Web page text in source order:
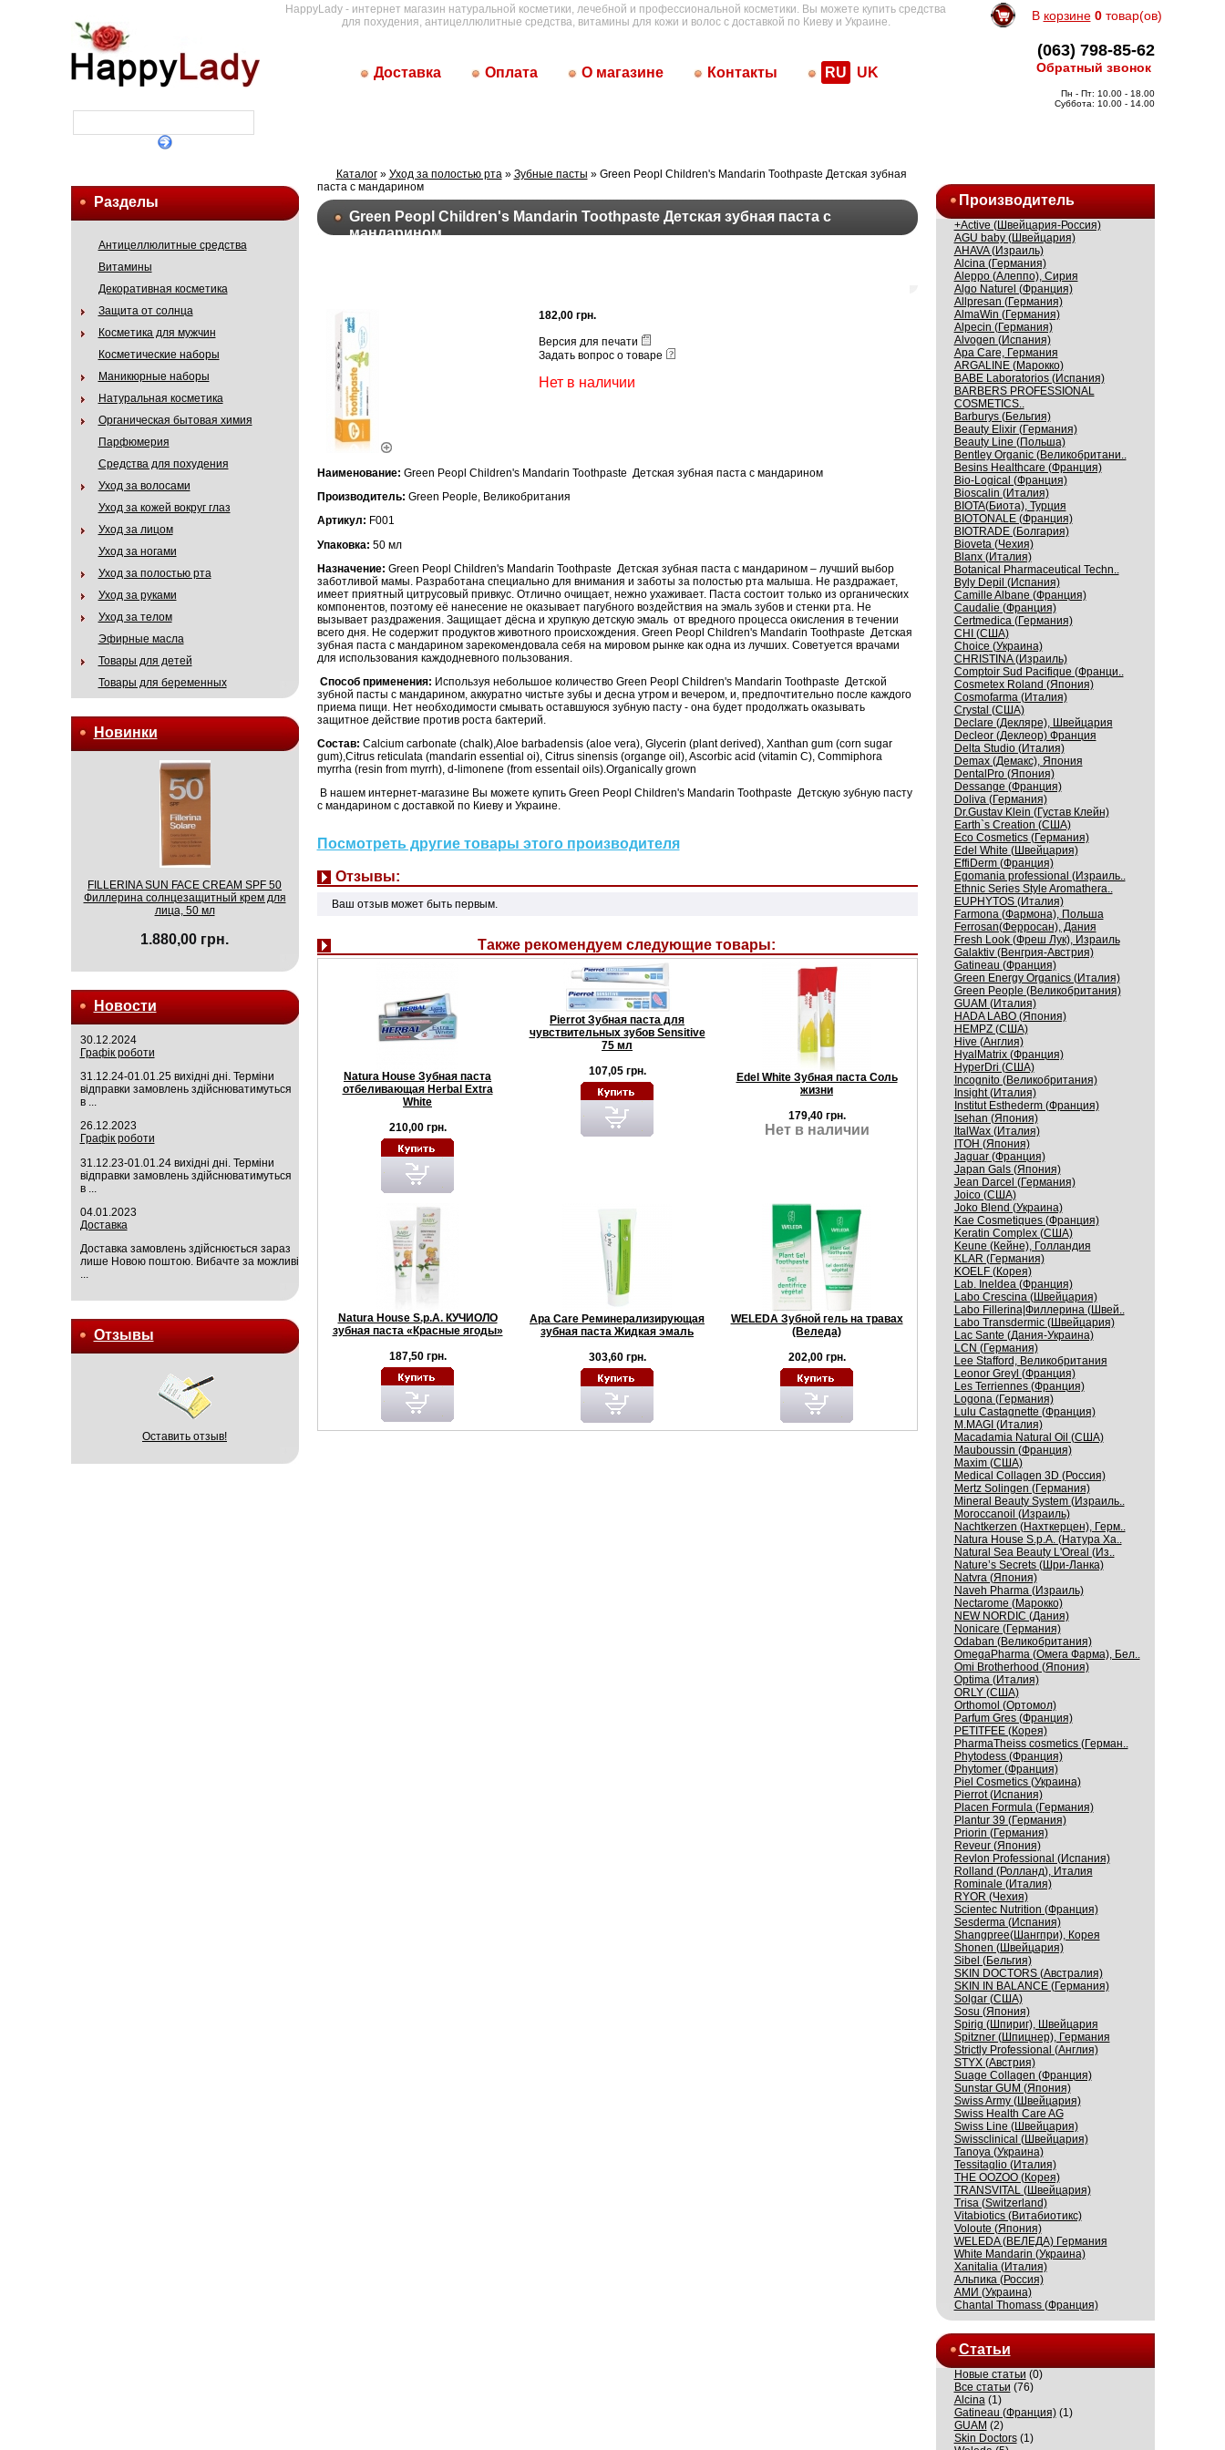
HappyLady - интернет магазин натуральной косметики, лечебной и профессиональной косметики. Вы можете купить средства
для похудения, антицеллюлитные средства, витамины для кожи и волос с доставкой по Киеву и Украине.
Доставка Оплата О магазине Контакты RU UK
В корзине 0товар(ов)
(063) 798-85-62
Обратный звонок
Пн - Пт: 10.00 - 18.00
Суббота: 10.00 - 14.00
Разделы
Антицеллюлитные средства
Витамины
Декоративная косметика
Защита от солнца
Косметика для мужчин
Косметические наборы
Маникюрные наборы
Натуральная косметика
Органическая бытовая химия
Парфюмерия
Средства для похудения
Уход за волосами
Уход за кожей вокруг глаз
Уход за лицом
Уход за ногами
Уход за полостью рта
Уход за руками
Уход за телом
Эфирные масла
Товары для детей
Товары для беременных
Новинки
FILLERINA SUN FACE CREAM SPF 50
Филлерина солнцезащитный крем для
лица, 50 мл
1.880,00 грн.
Новости
30.12.2024
Графік роботи
31.12.24-01.01.25 вихідні дні. Терміни
відправки замовлень здійснюватимуться
в ...
26.12.2023
Графік роботи
31.12.23-01.01.24 вихідні дні. Терміни
відправки замовлень здійснюватимуться
в ...
04.01.2023
Доставка
Доставка замовлень здійснюється зараз
лише Новою поштою. Вибачте за можливі
...
Отзывы
Оставить отзыв!
Каталог» Уход за полостью рта» Зубные пасты » Green Peopl Children's Mandarin Toothpaste Детская зубная
паста с мандарином
Green Peopl Children's Mandarin Toothpaste Детская зубная паста с
мандарином
182,00 грн.
Версия для печати
Задать вопрос о товаре
Нет в наличии
Наименование: Green Peopl Children's Mandarin Toothpaste Детская зубная паста с мандарином
Производитель: Green People, Великобритания
Артикул: F001
Упаковка: 50 мл
Назначение: Green Peopl Children's Mandarin Toothpaste Детская зубная паста с мандарином – лучший выбор
заботливой мамы. Разработана специально для внимания и заботы за полостью рта малыша. Не раздражает,
имеет приятный цитрусовый привкус. Отлично очищает, нежно ухаживает. Паста состоит только из органических
компонентов, поэтому её нанесение не оказывает пагубного воздействия на эмаль зубов и стенки рта. Не
вызывает раздражения. Защищает дёсна и хрупкую детскую эмаль от вредного процесса окисления в течении
всего дня. Не содержит продуктов животного происхождения. Green Peopl Children's Mandarin Toothpaste Детская
зубная паста с мандарином зарекомендовала себя на мировом рынке как одна из лучших. Советуется врачами
для использования каждодневного пользования.
Способ применения: Используя небольшое количество Green Peopl Children's Mandarin Toothpaste Детской
зубной пасты с мандарином, аккуратно чистьте зубы и десна утром и вечером, и, предпочтительно после каждого
приема пищи. Нет необходимости смывать оставшуюся зубную пасту - она будет продолжать оказывать
защитное действие против роста бактерий.
Состав: Calcium carbonate (chalk),Aloe barbadensis (aloe vera), Glycerin (plant derived), Xanthan gum (corn sugar
gum),Citrus reticulata (mandarin essential oi), Citrus sinensis (organge oil), Ascorbic acid (vitamin C), Commiphora
myrrha (resin from myrrh), d-limonene (from essentail oils).Organically grown
В нашем интернет-магазине Вы можете купить Green Peopl Children's Mandarin Toothpaste Детскую зубную пасту
с мандарином с доставкой по Киеву и Украине.
Посмотреть другие товары этого производителя
Отзывы:
Ваш отзыв может быть первым.
Также рекомендуем следующие товары:
Natura House Зубная паста
отбеливающая Herbal Extra
White
210,00 грн.
Pierrot Зубная паста для
чувствительных зубов Sensitive
75 мл
107,05 грн.
Edel White Зубная паста Соль
жизни
179,40 грн.
Нет в наличии
Natura House S.p.A. КУЧИОЛО
зубная паста «Красные ягоды»
187,50 грн.
Apa Care Реминерализирующая
зубная паста Жидкая эмаль
303,60 грн.
WELEDA Зубной гель на травах
(Веледа)
202,00 грн.
Производитель
+Active (Швейцария-Россия)
AGU baby (Швейцария)
AHAVA (Израиль)
Alcina (Германия)
Aleppo (Алеппо), Сирия
Algo Naturel (Франция)
Allpresan (Германия)
AlmaWin (Германия)
Alpecin (Германия)
Alvogen (Испания)
Apa Care, Германия
ARGALINE (Марокко)
BABE Laboratorios (Испания)
BARBERS PROFESSIONAL
COSMETICS..
Barburys (Бельгия)
Beauty Elixir (Германия)
Beauty Line (Польша)
Bentley Organic (Великобритани..
Besins Healthcare (Франция)
Bio-Logical (Франция)
Bioscalin (Италия)
BIOTA(Биота), Турция
BIOTONALE (Франция)
BIOTRADE (Болгария)
Bioveta (Чехия)
Blanx (Италия)
Botanical Pharmaceutical Techn..
Byly Depil (Испания)
Camille Albane (Франция)
Caudalie (Франция)
Certmedica (Германия)
CHI (США)
Choice (Украина)
CHRISTINA (Израиль)
Comptoir Sud Pacifique (Франци..
Cosmetex Roland (Япония)
Cosmofarma (Италия)
Crystal (США)
Declare (Декляре), Швейцария
Decleor (Деклеор) Франция
Delta Studio (Италия)
Demax (Демакс), Япония
DentalPro (Япония)
Dessange (Франция)
Doliva (Германия)
Dr.Gustav Klein (Густав Клейн)
Earth`s Creation (США)
Eco Cosmetics (Германия)
Edel White (Швейцария)
EffiDerm (Франция)
Egomania professional (Израиль..
Ethnic Series Style Aromathera..
EUPHYTOS (Италия)
Farmona (Фармона), Польша
Ferrosan(Ферросан), Дания
Fresh Look (Фреш Лук), Израиль
Galaktiv (Венгрия-Австрия)
Gatineau (Франция)
Green Energy Organics (Италия)
Green People (Великобритания)
GUAM (Италия)
HADA LABO (Япония)
HEMPZ (США)
Hive (Англия)
HyalMatrix (Франция)
HyperDri (США)
Incognito (Великобритания)
Insight (Италия)
Institut Esthederm (Франция)
Isehan (Япония)
ItalWax (Италия)
ITOH (Япония)
Jaguar (Франция)
Japan Gals (Япония)
Jean Darcel (Германия)
Joico (США)
Joko Blend (Украина)
Kaе Cosmеtiques (Франция)
Keratin Complex (США)
Keune (Кейне), Голландия
KLAR (Германия)
KOELF (Корея)
Lab. Ineldea (Франция)
Labo Crescina (Швейцария)
Labo Fillerina|Филлерина (Швей..
Labo Transdermic (Швейцария)
Lac Sante (Дания-Украина)
LCN (Германия)
Lee Stafford, Великобритания
Leonor Greyl (Франция)
Les Terriennes (Франция)
Logona (Германия)
Lulu Castagnette (Франция)
M.MAGI (Италия)
Macadamia Natural Oil (США)
Mauboussin (Франция)
Maxim (США)
Medical Collagen 3D (Россия)
Mertz Solingen (Германия)
Mineral Beauty System (Израиль..
Moroccanoil (Израиль)
Nachtkerzen (Нахткерцен), Герм..
Natura House S.p.A. (Натура Ха..
Natural Sea Beauty L'Oreal (Из..
Nature’s Secrets (Шри-Ланка)
Natvra (Япония)
Naveh Pharma (Израиль)
Nectarome (Марокко)
NEW NORDIC (Дания)
Nonicare (Германия)
Odaban (Великобритания)
OmegaPharma (Омега Фарма), Бел..
Omi Brotherhood (Япония)
Optima (Италия)
ORLY (США)
Orthomol (Ортомол)
Parfum Gres (Франция)
PETITFEE (Корея)
PharmaTheiss cosmetics (Герман..
Phytodess (Франция)
Phytomer (Франция)
Piel Cosmetics (Украина)
Pierrot (Испания)
Placen Formula (Германия)
Plantur 39 (Германия)
Priorin (Германия)
Reveur (Япония)
Revlon Professional (Испания)
Rolland (Ролланд), Италия
Rominale (Италия)
RYOR (Чехия)
Scientec Nutrition (Франция)
Sesderma (Испания)
Shangpree(Шангпри), Корея
Shonen (Швейцария)
Sibel (Бельгия)
SKIN DOCTORS (Австралия)
SKIN IN BALANCE (Германия)
Solgar (США)
Sosu (Япония)
Spirig (Шпириг), Швейцария
Spitzner (Шпицнер), Германия
Strictly Professional (Англия)
STYX (Австрия)
Suage Collagen (Франция)
Sunstar GUM (Япония)
Swiss Army (Швейцария)
Swiss Health Care AG
Swiss Line (Швейцария)
Swissсlinical (Швейцария)
Tanoya (Украина)
Tessitaglio (Италия)
THE OOZOO (Корея)
TRANSVITAL (Швейцария)
Trisa (Switzerland)
Vitabiotics (Витабиотикс)
Voloute (Япония)
WELEDA (ВЕЛЕДА) Германия
White Mandarin (Украина)
Xanitalia (Италия)
Альпика (Россия)
АМИ (Украина)
Сhantal Thomass (Франция)
Статьи
Новые статьи (0)
Все статьи (76)
Alcina(1)
Gatineau (Франция)(1)
GUAM (2)
Skin Doctors(1)